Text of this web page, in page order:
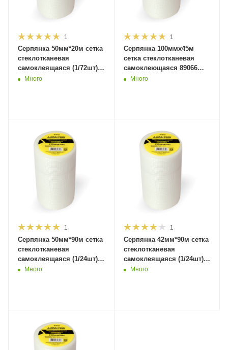
1
Серпянка 50мм*20м сетка
стеклотканевая
самоклеящаяся (1/72шт)
81827 MaxiTool
Много
1
Серпянка 100ммх45м
сетка стеклотканевая
самоклеющаяся 89066
(1/24) MaxiTool
Много
1
Серпянка 50мм*90м сетка
стеклотканевая
самоклеящаяся (1/24шт)
81829 MaxiTool
Много
1
Серпянка 42мм*90м сетка
стеклотканевая
самоклеящаяся (1/24шт)
81826 MaxiTool
Много